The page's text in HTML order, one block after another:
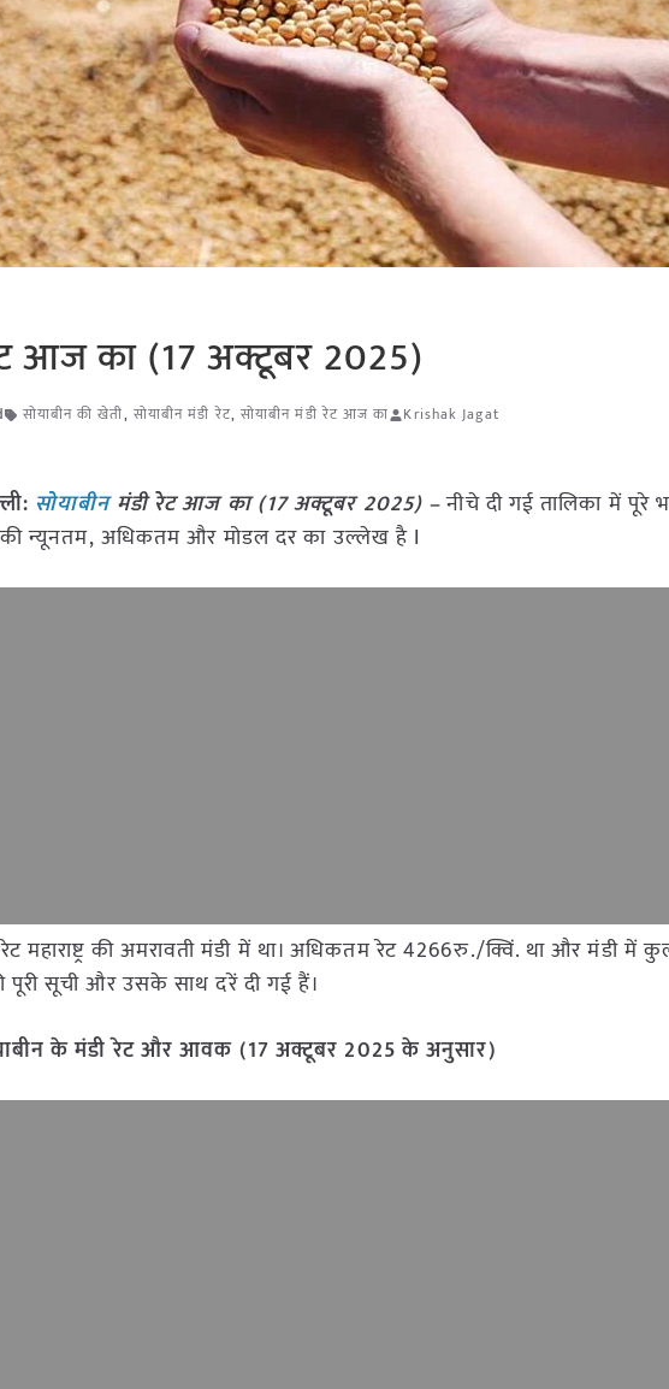
आज का (17 अक्टूबर 2025)
सोयाबीन की खेती, सोयाबीन मंडी रेट, सोयाबीन मंडी रेट आज का Krishak Jagat
सोयाबीनमंडी रेट आज का (17 अक्टूबर 2025) –नीचे दी गई तालिका में पूरे
की न्यूनतम, अधिकतम और मोडल दर का उल्लेख है I
महाराष्ट्र की अमरावती मंडी में था। अधिकतम रेट 4266रु./क्विं. था और मंडी
पूरी सूची और उसके साथ दरें दी गई हैं।
के मंडी रेट और आवक (17 अक्टूबर 2025 के अनुसार)